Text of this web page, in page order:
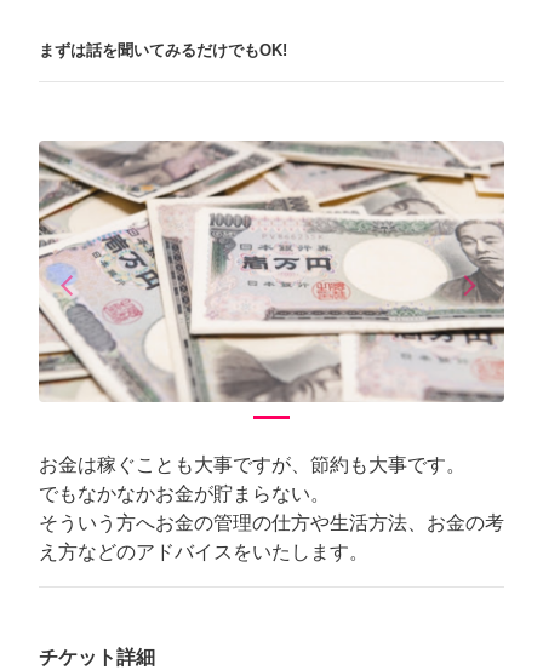
まずは話を聞いてみるだけでもOK!
arrow_back_iosPrevious arrow_forward_iosNext
お金は稼ぐことも大事ですが、節約も大事です。
でもなかなかお金が貯まらない。
そういう方へお金の管理の仕方や生活方法、お金の考
え方などのアドバイスをいたします。
チケット詳細